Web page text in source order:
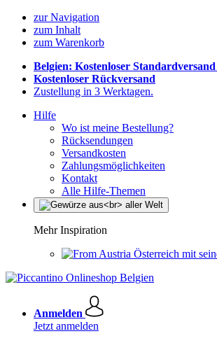
zur Navigation
zum Inhalt
zum Warenkorb
Belgien: Kostenloser Standardversand
Kostenloser Rückversand
Zustellung in 3 Werktagen.
Hilfe
Wo ist meine Bestellung?
Rücksendungen
Versandkosten
Zahlungsmöglichkeiten
Kontakt
Alle Hilfe-Themen
Mehr Inspiration
Österreich mit
Anmelden
Jetzt anmelden